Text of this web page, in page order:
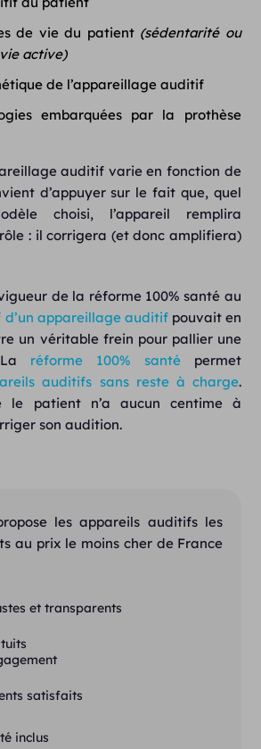
de vie du patient (sédentarité ou
active)
de l’appareillage auditif
embarquées par la prothèse
auditif varie en fonction de
d’appuyer sur le fait que, quel
choisi, l’appareil remplira
: il corrigera (et donc amplifiera)
de la réforme 100% santé au
appareillage auditifpouvait en
un véritable frein pour pallier une
réforme 100% santépermet
auditifs sans reste à charge.
le patient n’a aucun centime à
son audition.
les appareils auditifs les
au prix le moins cher de France
et transparents
satisfaits
inclus